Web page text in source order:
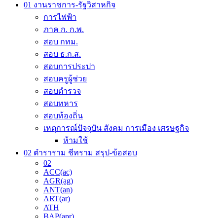
01 งานราชการ-รัฐวิสาหกิจ
การไฟฟ้า
ภาค ก. ก.พ.
สอบ กทม.
สอบ ธ.ก.ส.
สอบการประปา
สอบครูผู้ช่วย
สอบตำรวจ
สอบทหาร
สอบท้องถิ่น
เหตุการณ์ปัจจุบัน สังคม การเมือง เศรษฐกิจ
ห้ามใช้
02 ตำราราม ชีทราม สรุป-ข้อสอบ
02
ACC(ac)
AGR(ag)
ANT(an)
ART(ar)
ATH
BAP(apr)